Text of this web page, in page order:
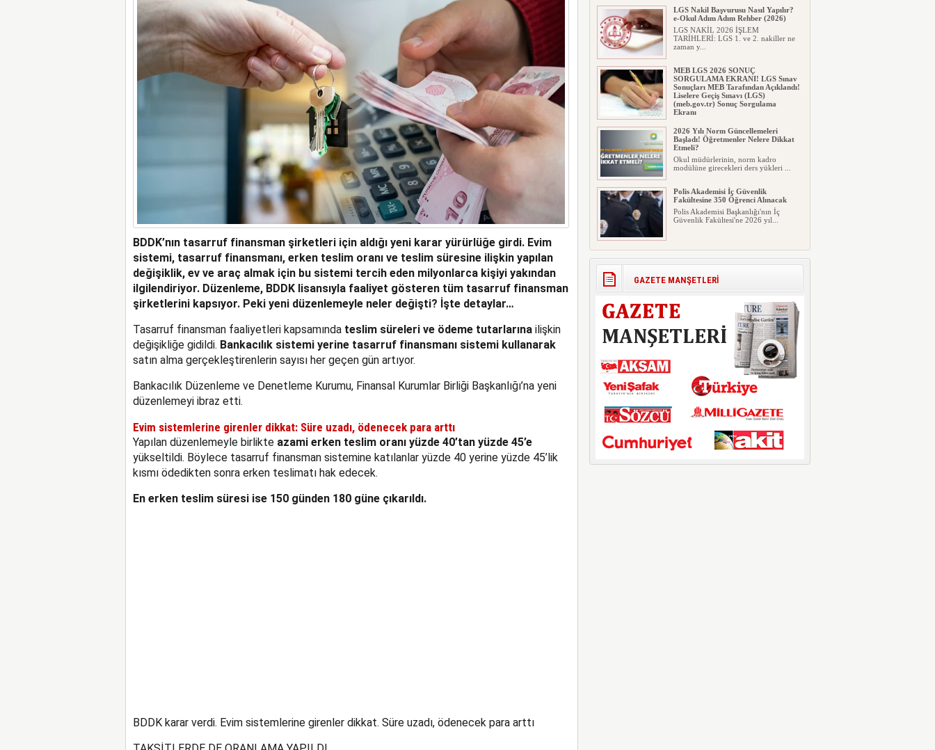
BDDK’nın tasarruf finansman şirketleri için aldığı yeni karar yürürlüğe girdi. Evim
sistemi, tasarruf finansmanı, erken teslim oranı ve teslim süresine ilişkin yapılan
değişiklik, ev ve araç almak için bu sistemi tercih eden milyonlarca kişiyi yakından
ilgilendiriyor. Düzenleme, BDDK lisansıyla faaliyet gösteren tüm tasarruf finansman
şirketlerini kapsıyor. Peki yeni düzenlemeyle neler değişti? İşte detaylar…
Tasarruf finansman faaliyetleri kapsamında teslim süreleri ve ödeme tutarlarınailişkin
değişikliğe gidildi. Bankacılık sistemi yerine tasarruf finansmanı sistemi kullanarak
satın alma gerçekleştirenlerin sayısı her geçen gün artıyor.
Bankacılık Düzenleme ve Denetleme Kurumu, Finansal Kurumlar Birliği Başkanlığı’na yeni
düzenlemeyi ibraz etti.
Evim sistemlerine girenler dikkat: Süre uzadı, ödenecek para arttı
Yapılan düzenlemeyle birlikte azami erken teslim oranı yüzde 40’tan yüzde 45’e
yükseltildi. Böylece tasarruf finansman sistemine katılanlar yüzde 40 yerine yüzde 45’lik
kısmı ödedikten sonra erken teslimatı hak edecek.
En erken teslim süresi ise 150 günden 180 güne çıkarıldı.
BDDK karar verdi. Evim sistemlerine girenler dikkat. Süre uzadı, ödenecek para arttı
LGS Nakil Başvurusu Nasıl Yapılır?
e-Okul Adım Adım Rehber (2026)
LGS NAKİL 2026 İŞLEM
TARİHLERİ: LGS 1. ve 2. nakiller ne
zaman y...
MEB LGS 2026 SONUÇ
SORGULAMA EKRANI! LGS Sınav
Sonuçları MEB Tarafından Açıklandı!
Liselere Geçiş Sınavı (LGS)
(meb.gov.tr) Sonuç Sorgulama
Ekranı
Milyonlarca öğrenci için ...
2026 Yılı Norm Güncellemeleri
Başladı! Öğretmenler Nelere Dikkat
Etmeli?
Okul müdürlerinin, norm kadro
modülüne girecekleri ders yükleri ...
Polis Akademisi İç Güvenlik
Fakültesine 350 Öğrenci Alınacak
Polis Akademisi Başkanlığı'nın İç
Güvenlik Fakültesi'ne 2026 yıl...
E-Devlet Unutulan Para Sorgulaması
Başladı: Unuttuğunuz Paralar
İlgilendiriyor
İşte Okullarda Öğrencilerin
Kıyafet/Formalarının Belirlenmesine
Dair Usul ve Esaslar
Milli Eğitim Bakanlığı Temel Öğretim
Genel Müdürlüğü 22.07.2026 ...
Motorine Gece Yarısı Büyük İndirim
ABD-İran arasında yeniden diplomasi
yürütüleceği sinyallerinin p...
LPG’ye Dev Zam Geliyor!
Küresel petrol piyasalarındaki
dalgalanmalar ve döviz kurundaki ...
GAZETE MANŞETLERİ